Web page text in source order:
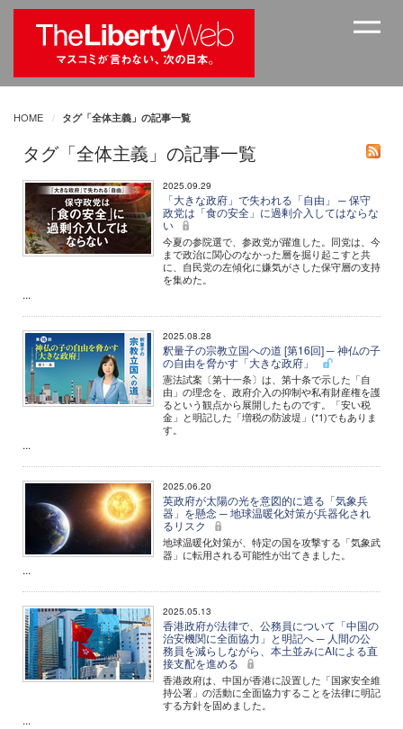
HOME タグ「全体主義」の記事一覧
タグ「全体主義」の記事一覧
2025.09.29
「大きな政府」で失われる「自由」 ─ 保守
政党は「食の安全」に過剰介入してはならな
い
今夏の参院選で、参政党が躍進した。同党は、今
まで政治に関心のなかった層を掘り起こすと共
に、自民党の左傾化に嫌気がさした保守層の支持
を集めた。
...
2025.08.28
釈量子の宗教立国への道 [第16回] ─ 神仏の子
の自由を脅かす「大きな政府」
憲法試案〔第十一条〕は、第十条で示した「自
由」の理念を、政府介入の抑制や私有財産権を護
るという観点から展開したものです。「安い税
金」と明記した「増税の防波堤」(*1)でもありま
す。
...
2025.06.20
英政府が太陽の光を意図的に遮る「気象兵
器」を懸念 ─ 地球温暖化対策が兵器化され
るリスク
地球温暖化対策が、特定の国を攻撃する「気象武
器」に転用される可能性が出てきました。
...
2025.05.13
香港政府が法律で、公務員について「中国の
治安機関に全面協力」と明記へ ─ 人間の公
務員を減らしながら、本土並みにAIによる直
接支配を進める
香港政府は、中国が香港に設置した「国家安全維
持公署」の活動に全面協力することを法律に明記
する方針を固めました。
...